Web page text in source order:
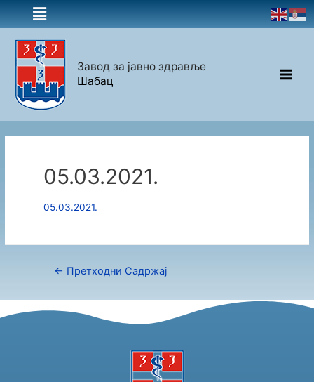
Завод за јавно здравље
Шабац
05.03.2021.
05.03.2021.
← Претходни Садржај